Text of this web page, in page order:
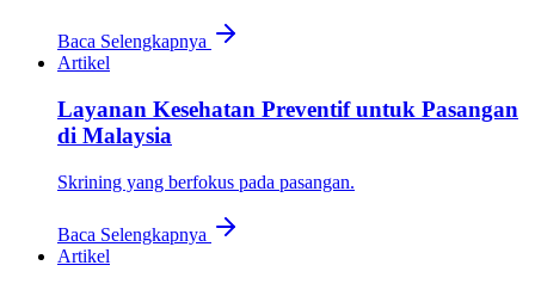
Baca Selengkapnya
Artikel
Layanan Kesehatan Preventif untuk Pasangan
di Malaysia
Skrining yang berfokus pada pasangan.
Baca Selengkapnya
Artikel